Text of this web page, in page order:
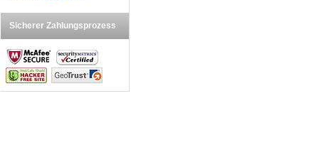
Sicherer Zahlungsprozess